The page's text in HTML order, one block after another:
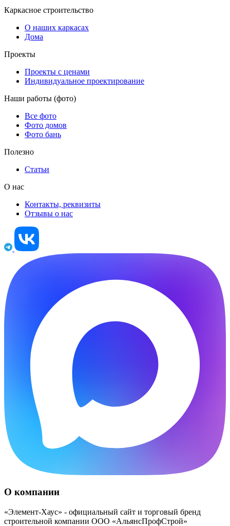
Каркасное строительство
О наших каркасах
Дома
Проекты
Проекты с ценами
Индивидуальное проектирование
Наши работы (фото)
Все фото
Фото домов
Фото бань
Полезно
Статьи
О нас
Контакты, реквизиты
Отзывы о нас
О компании
«Элемент-Хаус» - официальный сайт и торговый бренд
строительной компании ООО «АльянсПрофСтрой»